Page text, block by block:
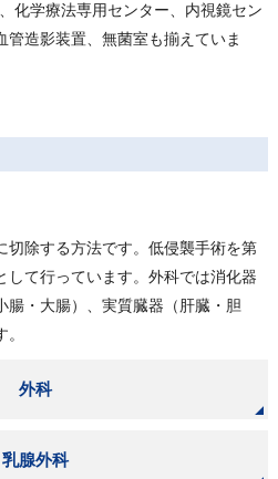
化学療法専用センター、内視鏡セン
管造影装置、無菌室も揃えていま
切除する方法です。低侵襲手術を第
して行っています。外科では消化器
腸・大腸）、実質臓器（肝臓・胆
外科
乳腺外科